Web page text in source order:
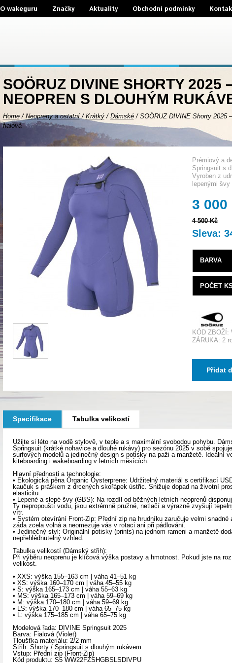
O wakeguru Značky Aktuality Obchodní podmínky
SOÖRUZ DIVINE SHORTY 2025
NEOPREN S DLOUHÝM
Home/ Neopreny a ostatní/ Krátký/ Dámské/ SOÖRUZ DIVINE Shorty 2025
fialová
Prémiový a
Springsuit s
Vyroben z
lepenými
3 000
4 500 Kč
Sleva:
BARVA
POČET KS
KÓD ZBOŽÍ:
ZÁRUKA: 2
Přidat
Specifikace Tabulka velikostí
Užijte si léto na vodě stylově, v teple a s maximální svobodou pohybu.
Springsuit (krátké nohavice a dlouhé rukávy) pro sezónu 2025 v sobě
surfových modelů a jedinečný design s potisky na paži a manžetě. Ideální
kiteboarding i wakeboarding v letních měsících.
Hlavní přednosti a technologie:
• Ekologická pěna Örganic Oysterprene: Udržitelný materiál s certifikací
kaučuk s práškem z drcených skořápek ústřic. Snižuje dopad na životní
elasticitu.
• Lepené a slepé švy (GBS): Na rozdíl od běžných letních neoprenů
Ty nepropouští vodu, jsou extrémně pružné, netlačí a výrazně zvyšují
vítr.
• Systém otevírání Front-Zip: Přední zip na hrudníku zaručuje velmi
záda zcela volná a neomezuje vás v rotaci ani při pádlování.
• Jedinečný styl: Originální potisky (prints) na jednom rameni a manžetě
nepřehlédnutelný vzhled.
Tabulka velikostí (Dámský střih):
Při výběru neoprenu je klíčová výška postavy a hmotnost. Pokud jste na
velikost.
• XXS: výška 155–163 cm | váha 41–51 kg
• XS: výška 160–170 cm | váha 45–55 kg
• S: výška 165–173 cm | váha 55–63 kg
• MS: výška 165–173 cm | váha 59–69 kg
• M: výška 170–180 cm | váha 59–69 kg
• LS: výška 170–180 cm | váha 65–75 kg
• L: výška 175–185 cm | váha 65–75 kg
Modelová řada: DIVINE Springsuit 2025
Barva: Fialová (Violet)
Tloušťka materiálu: 2/2 mm
Střih: Shorty / Springsuit s dlouhým rukávem
Vstup: Přední zip (Front-Zip)
Kód produktu: S5 WW22FZSHGBSLSDIVPU